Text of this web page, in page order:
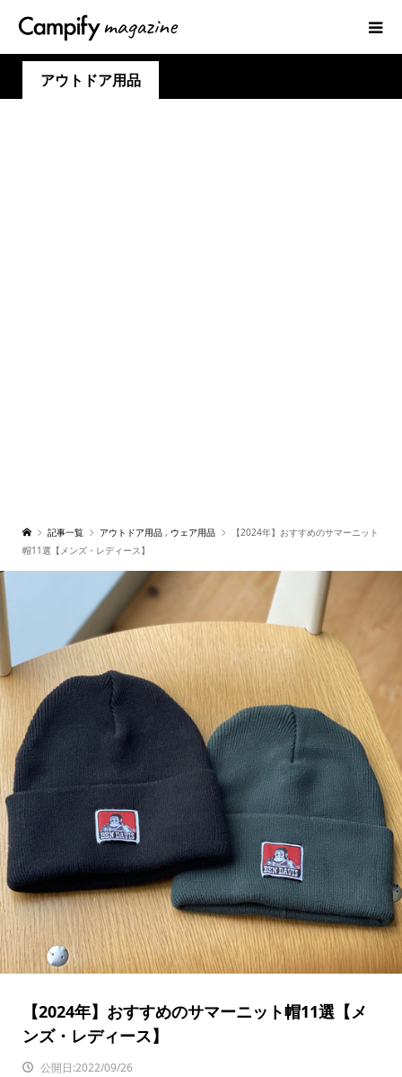
アウトドア用品
記事一覧 アウトドア用品 , ウェア用品
【2024年】おすすめのサマーニット
帽11選【メンズ・レディース】
【2024年】おすすめのサマーニット帽11選【メ
ンズ・レディース】
公開日:2022/09/26